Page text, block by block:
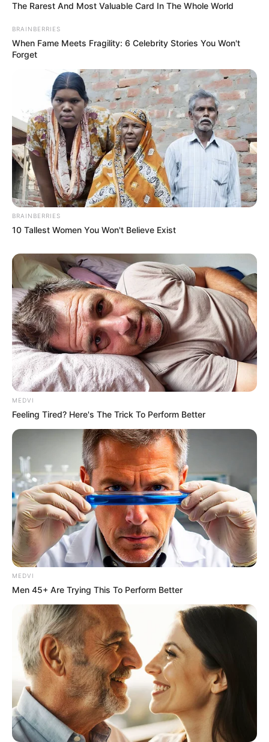
The Rarest And Most Valuable Card In The Whole World
BRAINBERRIES
When Fame Meets Fragility: 6 Celebrity Stories You Won't
Forget
BRAINBERRIES
10 Tallest Women You Won't Believe Exist
MEDVI
Feeling Tired? Here's The Trick To Perform Better
MEDVI
Men 45+ Are Trying This To Perform Better